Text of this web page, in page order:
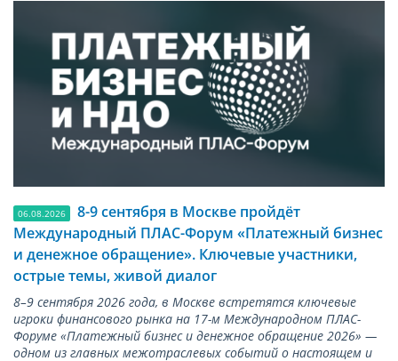
06.08.2026
8-9 сентября в Москве пройдёт
Международный ПЛАС-Форум «Платежный бизнес
и денежное обращение». Ключевые участники,
острые темы, живой диалог
8–9 сентября 2026 года, в Москве встретятся ключевые
игроки финансового рынка на 17-м Международном ПЛАС-
Форуме «Платежный бизнес и денежное обращение 2026» —
одном из главных межотраслевых событий о настоящем и